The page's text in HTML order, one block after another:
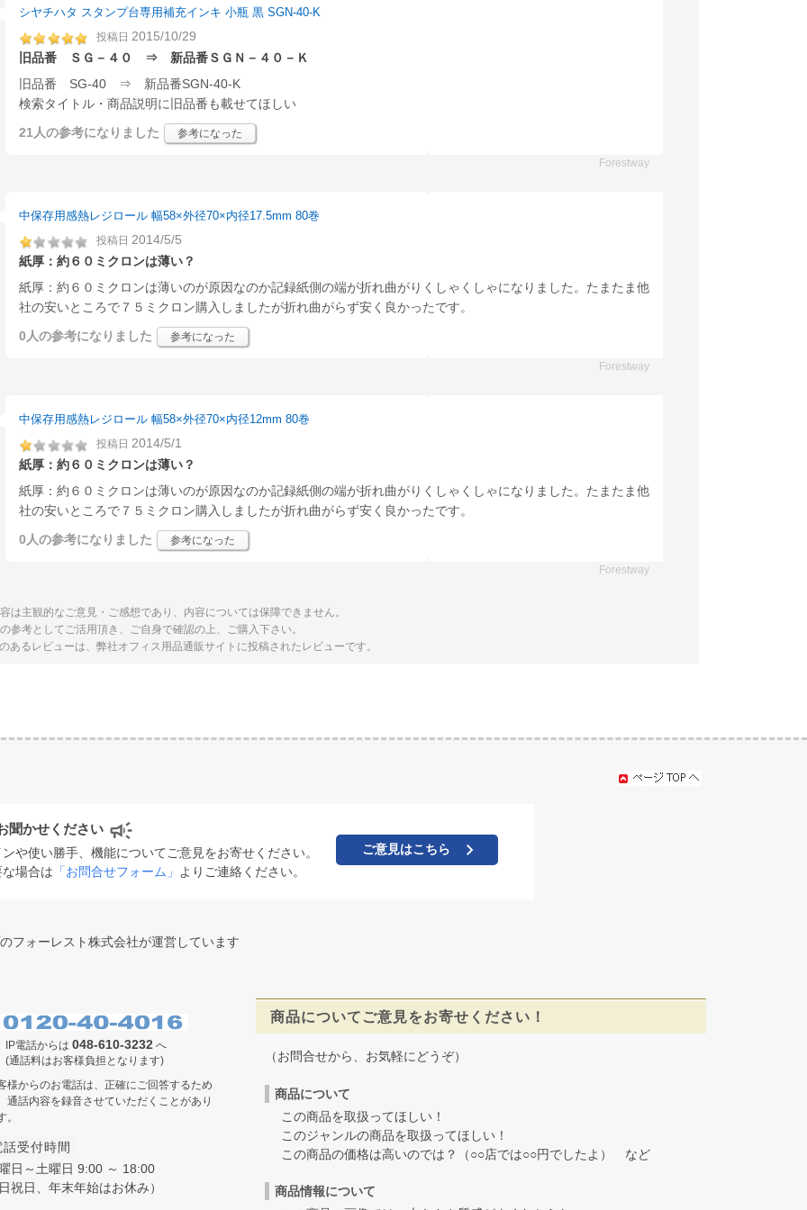
シヤチハタ スタンプ台専用補充インキ 小瓶 黒 SGN-40-K
投稿日 2015/10/29
旧品番 ＳＧ－４０ ⇒ 新品番ＳＧＮ－４０－Ｋ
旧品番 SG-40 ⇒ 新品番SGN-40-K
検索タイトル・商品説明に旧品番も載せてほしい
21人の参考になりました 参考になった
Forestway
中保存用感熱レジロール 幅58×外径70×内径17.5mm 80巻
投稿日 2014/5/5
紙厚：約６０ミクロンは薄い？
紙厚：約６０ミクロンは薄いのが原因なのか記録紙側の端が折れ曲がりくしゃくしゃになりました。たまたま他
社の安いところで７５ミクロン購入しましたが折れ曲がらず安く良かったです。
0人の参考になりました 参考になった
Forestway
中保存用感熱レジロール 幅58×外径70×内径12mm 80巻
投稿日 2014/5/1
紙厚：約６０ミクロンは薄い？
紙厚：約６０ミクロンは薄いのが原因なのか記録紙側の端が折れ曲がりくしゃくしゃになりました。たまたま他
社の安いところで７５ミクロン購入しましたが折れ曲がらず安く良かったです。
0人の参考になりました 参考になった
Forestway
は主観的なご意見・ご感想であり、内容については保障できません。
参考としてご活用頂き、ご自身で確認の上、ご購入下さい。
あるレビューは、弊社オフィス用品通販サイトに投稿されたレビューです。
聞かせください
や使い勝手、機能についてご意見をお寄せください。
場合は 「お問合せフォーム」 よりご連絡ください。
ご意見はこちら
フォーレスト株式会社が運営しています
IP電話からは 048-610-3232 へ
(通話料はお客様負担となります)
様からのお電話は、正確にご回答するため
通話内容を録音させていただくことがあり
。
話受付時間
日～土曜日 9:00 ～ 18:00
祝日、年末年始はお休み）
商品についてご意見をお寄せください！
（お問合せから、お気軽にどうぞ）
商品について
この商品を取扱ってほしい！
このジャンルの商品を取扱ってほしい！
この商品の価格は高いのでは？（○○店では○○円でしたよ） など
商品情報について